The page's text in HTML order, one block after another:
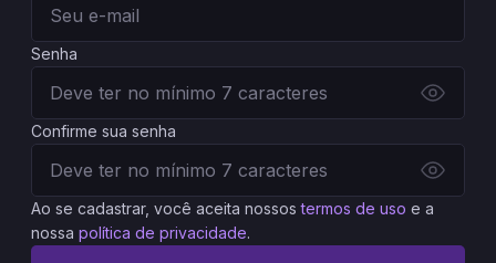
Senha
Confirme sua senha
Ao se cadastrar, você aceita nossos termos de uso e a
nossa política de privacidade.